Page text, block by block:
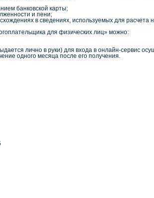
банковской карты;
и пени;
в сведениях, используемых для расчета
для физических лиц» можно:
лично в руки) для входа в онлайн-сервис
одного месяца после его получения.